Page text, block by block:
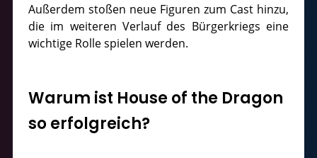
Außerdem stoßen neue Figuren zum Cast hinzu,
die im weiteren Verlauf des Bürgerkriegs eine
wichtige Rolle spielen werden.
Warum ist House of the Dragon
so erfolgreich?